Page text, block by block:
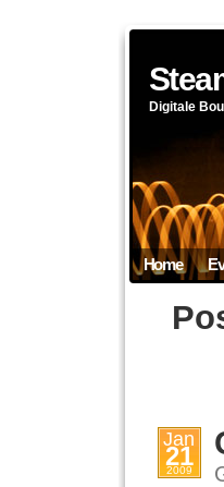
Digitale
Home
Jan
21
2009